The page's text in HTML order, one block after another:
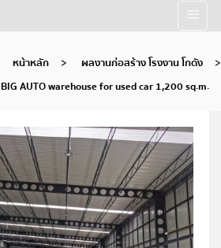
หน้าหลัก > ผลงานก่อสร้าง โรงงาน โกดัง
>
BIG AUTO warehouse for used car 1,200 sq.m.